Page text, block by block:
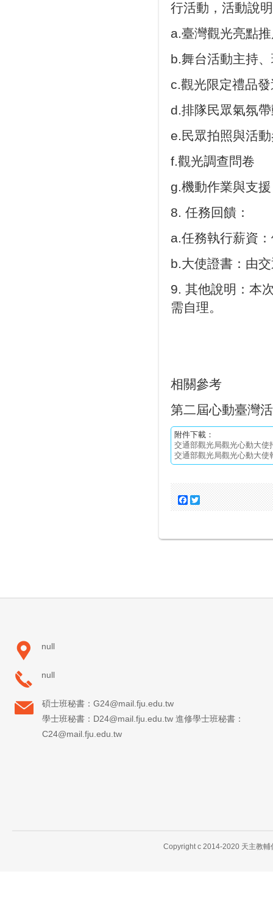
行活動，活動說
a.臺灣觀光亮點
b.舞台活動主持
c.觀光限定禮品
d.排隊民眾氣氛
e.民眾拍照與活
f.觀光調查問卷
g.機動作業與支援
8. 任務回饋：
a.任務執行薪資
b.大使證書：由
9. 其他說明：本
需自理。
相關參考
第二屆心動臺灣
附件下載：
交通部觀光局觀光心動大使
交通部觀光局觀光心動大使
Facebook
null
null
碩士班秘書：G24@mail.fju.edu.tw
學士班秘書：D24@mail.fju.edu.tw 進修學士班秘書：
C24@mail.fju.edu.tw
Copyright c 2014-2020 天主教